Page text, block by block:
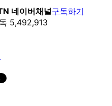
네이버채널
5,492,913
구독하기